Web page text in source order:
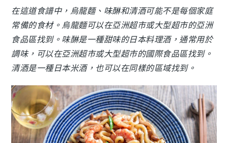
在這道食譜中，烏龍麵、味醂和清酒可能不是每個家庭
常備的食材。烏龍麵可以在亞洲超市或大型超市的亞洲
食品區找到。味醂是一種甜味的日本料理酒，通常用於
調味，可以在亞洲超市或大型超市的國際食品區找到。
清酒是一種日本米酒，也可以在同樣的區域找到。